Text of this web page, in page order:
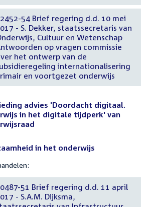
54 Brief regering d.d. 10 mei
- S. Dekker, staatssecretaris van
Cultuur en Wetenschap
op vragen commissie
het ontwerp van de
internationalisering
en voortgezet onderwijs
advies 'Doordacht digitaal.
in het digitale tijdperk' van
in het onderwijs
51 Brief regering d.d. 11 april
- S.A.M. Dijksma,